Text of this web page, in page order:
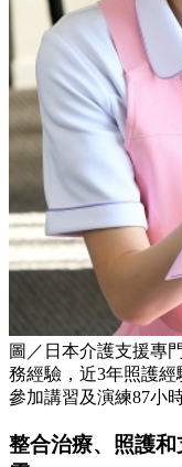
圖／日本介護支援專
務經驗，近3年照護
參加講習及演練87小
整合治療、照護